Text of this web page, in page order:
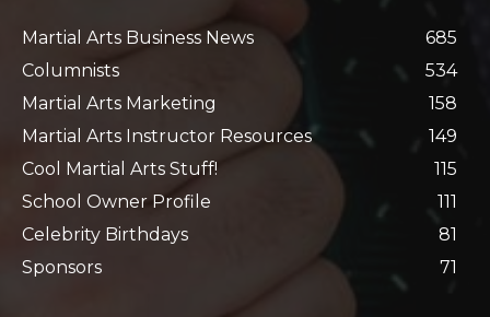
Martial Arts Business News
685
Columnists
534
Martial Arts Marketing
158
Martial Arts Instructor Resources
149
Cool Martial Arts Stuff!
115
School Owner Profile
111
Celebrity Birthdays
81
Sponsors
71